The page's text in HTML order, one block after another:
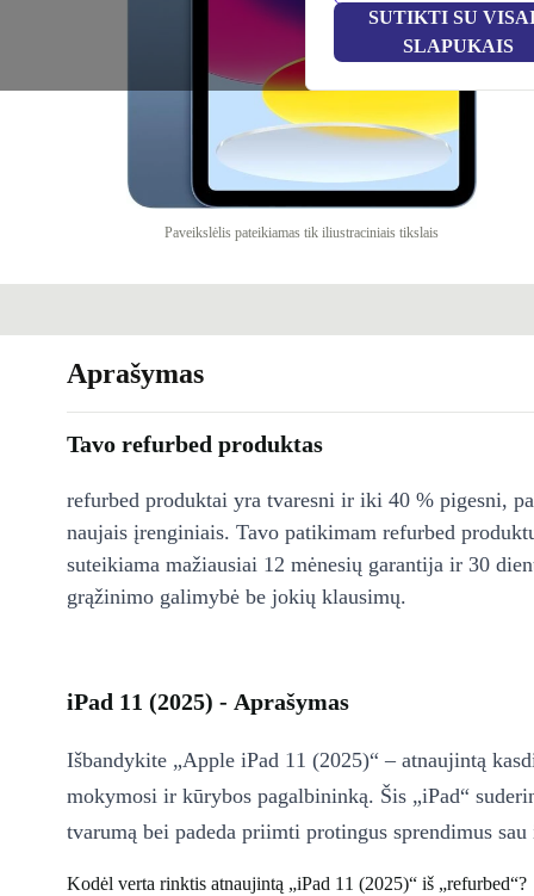
SUTIKTI SU
SLAPUKAIS
Paveikslėlis pateikiamas tik iliustraciniais tikslais
Aprašymas
Tavo refurbed produktas
refurbed produktai yra tvaresni ir iki 40 % pigesni,
naujais įrenginiais. Tavo patikimam refurbed
suteikiama mažiausiai 12 mėnesių garantija ir 30
grąžinimo galimybė be jokių klausimų.
iPad 11 (2025) - Aprašymas
Išbandykite „Apple iPad 11 (2025)“ – atnaujintą
mokymosi ir kūrybos pagalbininką. Šis „iPad“
tvarumą bei padeda priimti protingus sprendimus
Kodėl verta rinktis atnaujintą „iPad 11 (2025)“ iš „refurbed“?